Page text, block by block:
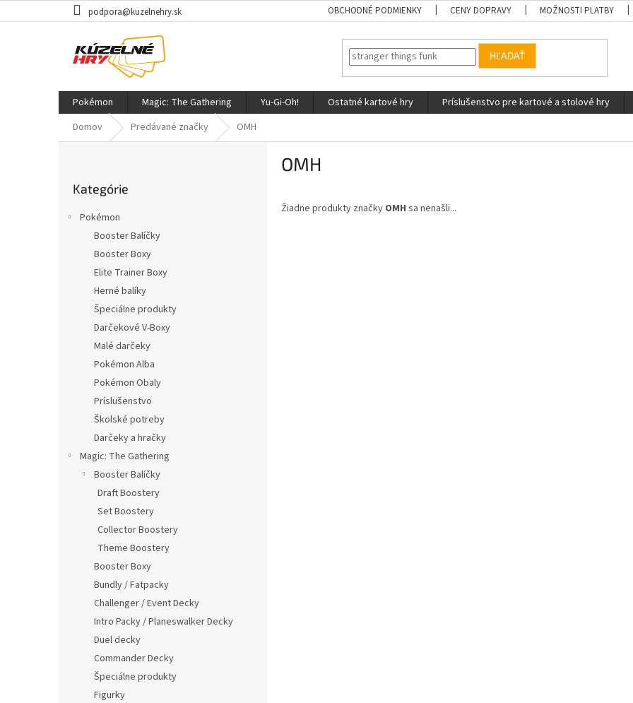
na
podpora@kuzelnehry.sk OBCHODNÉ PODMIENKY CENY DOPRAVY MOŽNOSTI PLATBY
HĽADAŤ
Pokémon Magic: The Gathering Yu-Gi-Oh! Ostatné kartové hry Príslušenstvo pre kartové a stolové hry
Domov
Predávané značky OMH
kategórie
Kategórie
Pokémon
Booster Balíčky
Booster Boxy
Elite Trainer Boxy
Herné balíky
Špeciálne produkty
Darčekové V-Boxy
Malé darčeky
Pokémon Alba
Pokémon Obaly
Príslušenstvo
Školské potreby
Darčeky a hračky
Magic: The Gathering
Booster Balíčky
Draft Boostery
Set Boostery
Collector Boostery
Theme Boostery
Booster Boxy
Bundly / Fatpacky
Challenger / Event Decky
Intro Packy / Planeswalker Decky
Duel decky
Commander Decky
Špeciálne produkty
Figurky
OMH
Žiadne produkty značky OMH sa nenašli...